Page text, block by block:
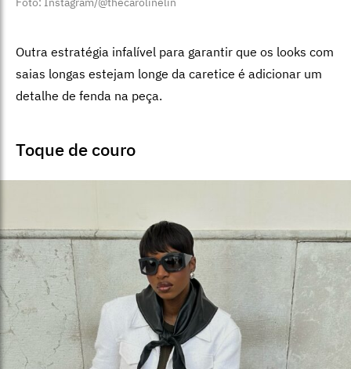
Outra estratégia infalível para garantir que os looks com
saias longas estejam longe da caretice é adicionar um
detalhe de fenda na peça.
Toque de couro